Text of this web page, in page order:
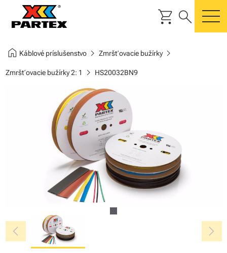
shopping_cart search
home Káblové príslušenstvochevron_right Zmršťovacie bužírkychevron_right
Zmršťovacie bužírky 2: 1 chevron_right HS20032BN9
chevron_left chevron_right